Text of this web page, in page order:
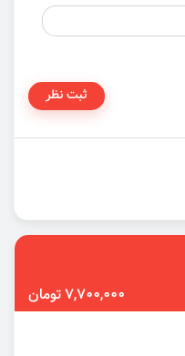
ثبت نظر
7,700,000 تومان